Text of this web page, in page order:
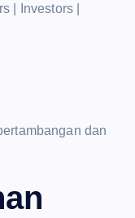
| Investors |
dan